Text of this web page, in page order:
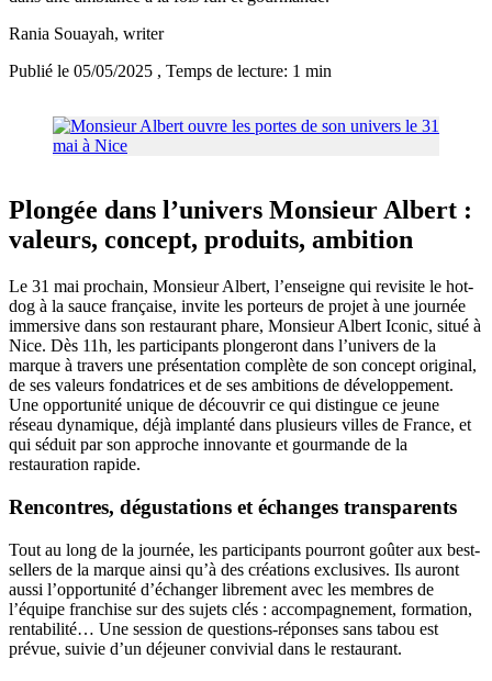
Rania Souayah, writer
Publié le 05/05/2025 , Temps de lecture: 1 min
Plongée dans l’univers Monsieur Albert :
valeurs, concept, produits, ambition
Le 31 mai prochain, Monsieur Albert, l’enseigne qui revisite le hot-
dog à la sauce française, invite les porteurs de projet à une journée
immersive dans son restaurant phare, Monsieur Albert Iconic, situé à
Nice. Dès 11h, les participants plongeront dans l’univers de la
marque à travers une présentation complète de son concept original,
de ses valeurs fondatrices et de ses ambitions de développement.
Une opportunité unique de découvrir ce qui distingue ce jeune
réseau dynamique, déjà implanté dans plusieurs villes de France, et
qui séduit par son approche innovante et gourmande de la
restauration rapide.
Rencontres, dégustations et échanges transparents
Tout au long de la journée, les participants pourront goûter aux best-
sellers de la marque ainsi qu’à des créations exclusives. Ils auront
aussi l’opportunité d’échanger librement avec les membres de
l’équipe franchise sur des sujets clés : accompagnement, formation,
rentabilité… Une session de questions-réponses sans tabou est
prévue, suivie d’un déjeuner convivial dans le restaurant.